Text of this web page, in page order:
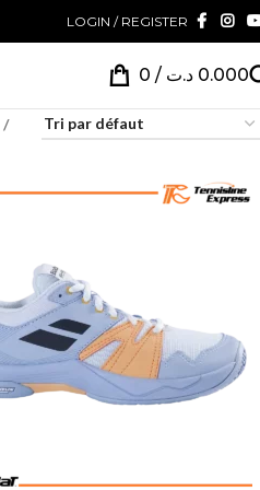
LOGIN / REGISTER
0 / 0.000 د.ت